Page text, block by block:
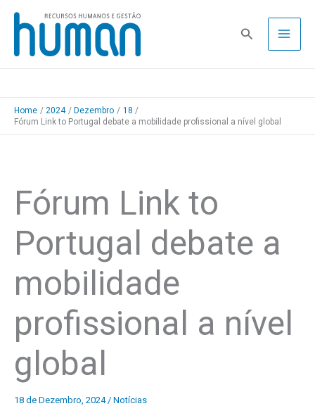
Skip
content
Pesquisa
Home 2024 Dezembro
18
Fórum Link to Portugal debate a mobilidade profissional a nível global
Fórum Link to
Portugal debate a
mobilidade
profissional a nível
global
18 de Dezembro, 2024 / Notícias